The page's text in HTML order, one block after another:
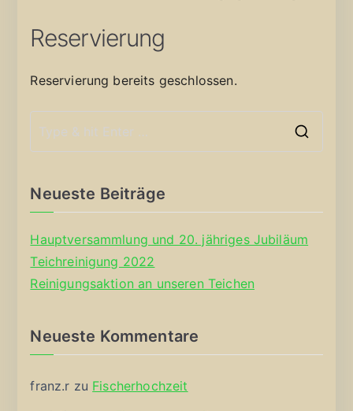
Reservierung
Reservierung bereits geschlossen.
Neueste Beiträge
Hauptversammlung und 20. jähriges Jubiläum
Teichreinigung 2022
Reinigungsaktion an unseren Teichen
Neueste Kommentare
franz.r zu Fischerhochzeit